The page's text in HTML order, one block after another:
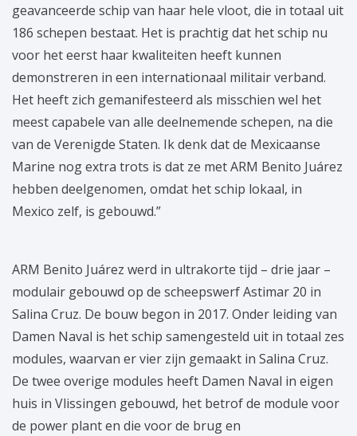
geavanceerde schip van haar hele vloot, die in totaal uit
186 schepen bestaat. Het is prachtig dat het schip nu
voor het eerst haar kwaliteiten heeft kunnen
demonstreren in een internationaal militair verband.
Het heeft zich gemanifesteerd als misschien wel het
meest capabele van alle deelnemende schepen, na die
van de Verenigde Staten. Ik denk dat de Mexicaanse
Marine nog extra trots is dat ze met ARM Benito Juárez
hebben deelgenomen, omdat het schip lokaal, in
Mexico zelf, is gebouwd.”
ARM Benito Juárez werd in ultrakorte tijd – drie jaar –
modulair gebouwd op de scheepswerf Astimar 20 in
Salina Cruz. De bouw begon in 2017. Onder leiding van
Damen Naval is het schip samengesteld uit in totaal zes
modules, waarvan er vier zijn gemaakt in Salina Cruz.
De twee overige modules heeft Damen Naval in eigen
huis in Vlissingen gebouwd, het betrof de module voor
de power plant en die voor de brug en